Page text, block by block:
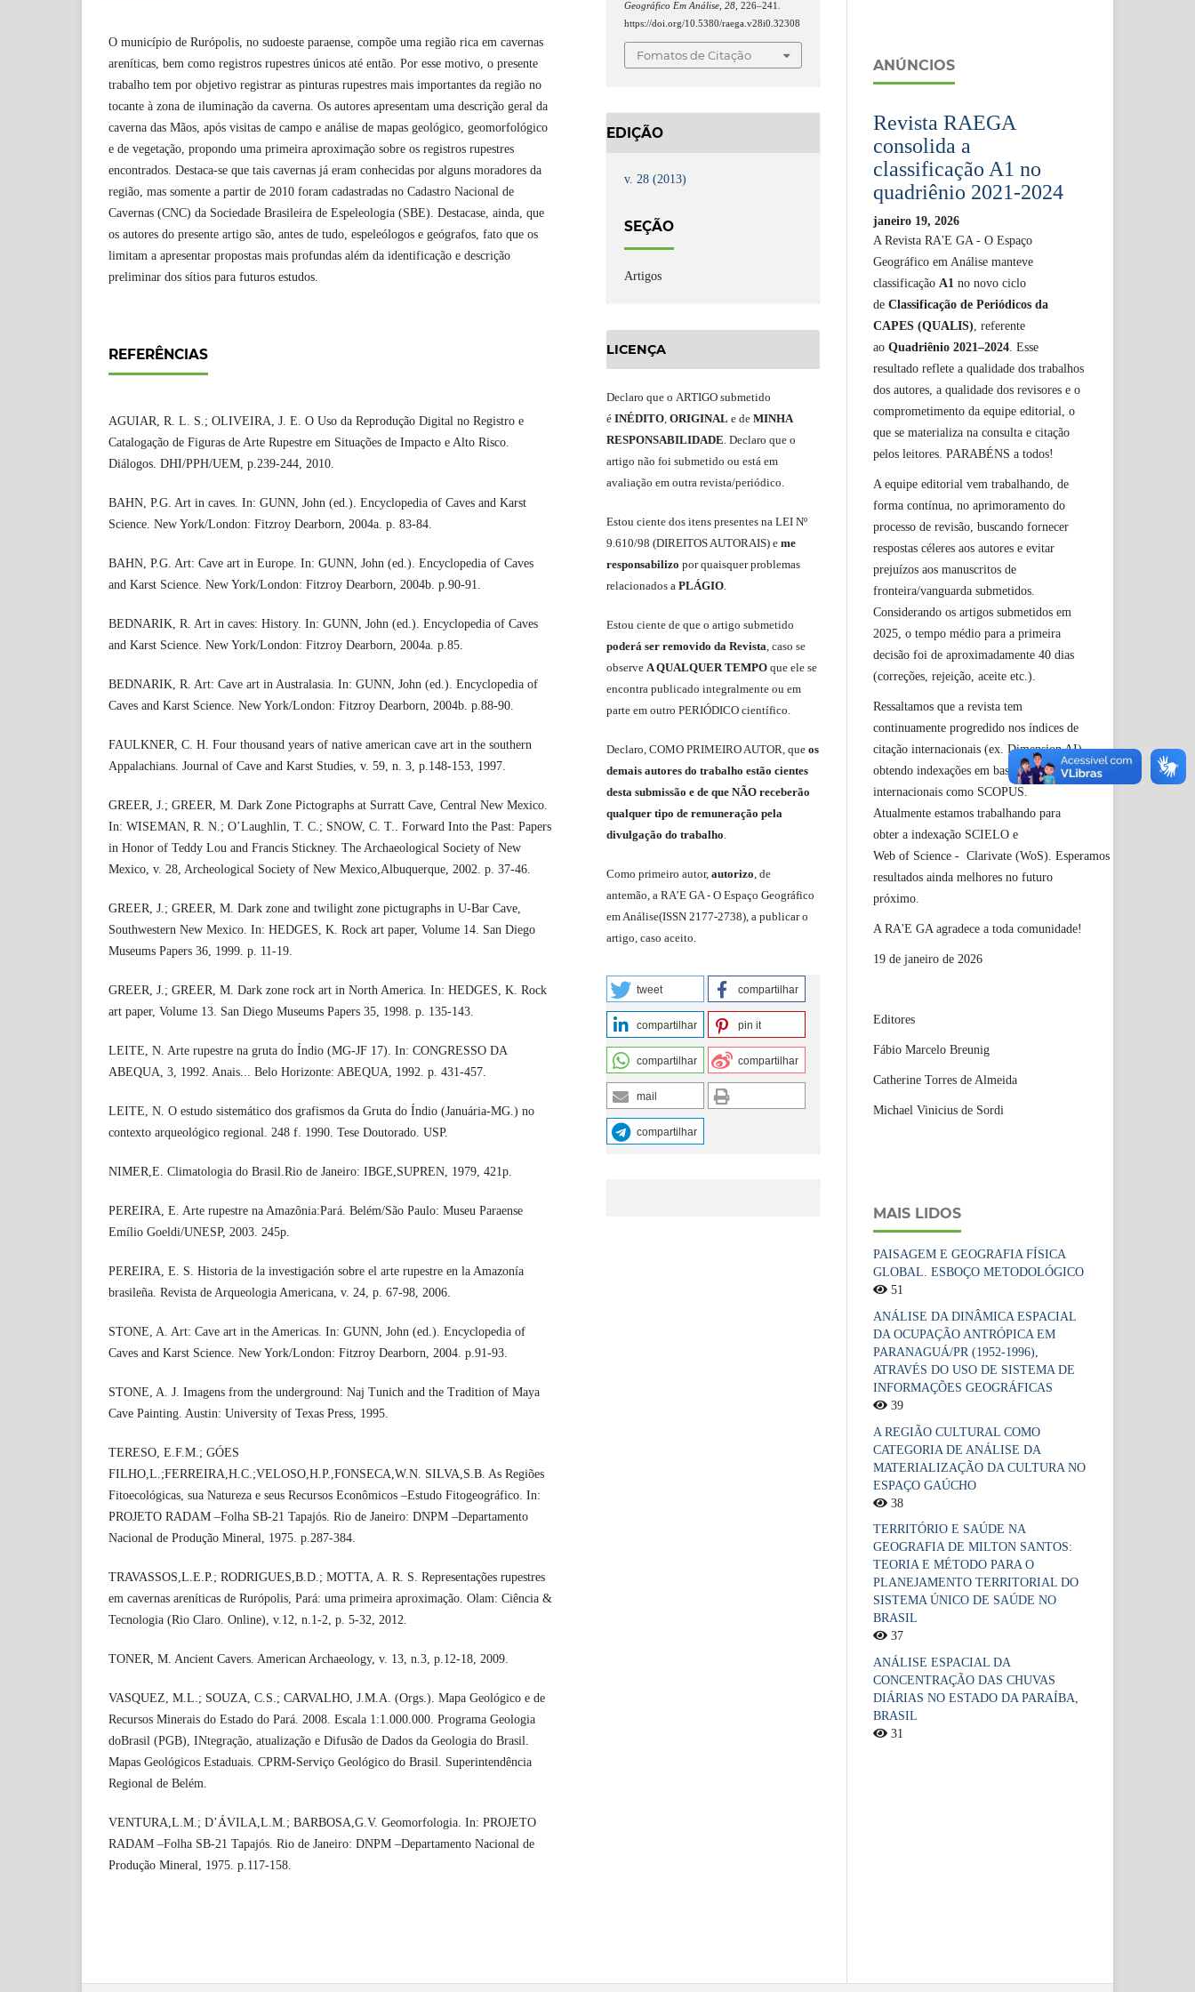
O município de Rurópolis, no sudoeste paraense, compõe uma região rica em cavernas
areníticas, bem como registros rupestres únicos até então. Por esse motivo, o presente
trabalho tem por objetivo registrar as pinturas rupestres mais importantes da região no
tocante à zona de iluminação da caverna. Os autores apresentam uma descrição geral da
caverna das Mãos, após visitas de campo e análise de mapas geológico, geomorfológico
e de vegetação, propondo uma primeira aproximação sobre os registros rupestres
encontrados. Destaca-se que tais cavernas já eram conhecidas por alguns moradores da
região, mas somente a partir de 2010 foram cadastradas no Cadastro Nacional de
Cavernas (CNC) da Sociedade Brasileira de Espeleologia (SBE). Destacase, ainda, que
os autores do presente artigo são, antes de tudo, espeleólogos e geógrafos, fato que os
limitam a apresentar propostas mais profundas além da identificação e descrição
preliminar dos sítios para futuros estudos.
REFERÊNCIAS
AGUIAR, R. L. S.; OLIVEIRA, J. E. O Uso da Reprodução Digital no Registro e
Catalogação de Figuras de Arte Rupestre em Situações de Impacto e Alto Risco.
Diálogos. DHI/PPH/UEM, p.239-244, 2010.
BAHN, P.G. Art in caves. In: GUNN, John (ed.). Encyclopedia of Caves and Karst
Science. New York/London: Fitzroy Dearborn, 2004a. p. 83-84.
BAHN, P.G. Art: Cave art in Europe. In: GUNN, John (ed.). Encyclopedia of Caves
and Karst Science. New York/London: Fitzroy Dearborn, 2004b. p.90-91.
BEDNARIK, R. Art in caves: History. In: GUNN, John (ed.). Encyclopedia of Caves
and Karst Science. New York/London: Fitzroy Dearborn, 2004a. p.85.
BEDNARIK, R. Art: Cave art in Australasia. In: GUNN, John (ed.). Encyclopedia of
Caves and Karst Science. New York/London: Fitzroy Dearborn, 2004b. p.88-90.
FAULKNER, C. H. Four thousand years of native american cave art in the southern
Appalachians. Journal of Cave and Karst Studies, v. 59, n. 3, p.148-153, 1997.
GREER, J.; GREER, M. Dark Zone Pictographs at Surratt Cave, Central New Mexico.
In: WISEMAN, R. N.; O’Laughlin, T. C.; SNOW, C. T.. Forward Into the Past: Papers
in Honor of Teddy Lou and Francis Stickney. The Archaeological Society of New
Mexico, v. 28, Archeological Society of New Mexico,Albuquerque, 2002. p. 37-46.
GREER, J.; GREER, M. Dark zone and twilight zone pictugraphs in U-Bar Cave,
Southwestern New Mexico. In: HEDGES, K. Rock art paper, Volume 14. San Diego
Museums Papers 36, 1999. p. 11-19.
GREER, J.; GREER, M. Dark zone rock art in North America. In: HEDGES, K. Rock
art paper, Volume 13. San Diego Museums Papers 35, 1998. p. 135-143.
LEITE, N. Arte rupestre na gruta do Índio (MG-JF 17). In: CONGRESSO DA
ABEQUA, 3, 1992. Anais... Belo Horizonte: ABEQUA, 1992. p. 431-457.
LEITE, N. O estudo sistemático dos grafismos da Gruta do Índio (Januária-MG.) no
contexto arqueológico regional. 248 f. 1990. Tese Doutorado. USP.
NIMER,E. Climatologia do Brasil.Rio de Janeiro: IBGE,SUPREN, 1979, 421p.
PEREIRA, E. Arte rupestre na Amazônia:Pará. Belém/São Paulo: Museu Paraense
Emílio Goeldi/UNESP, 2003. 245p.
PEREIRA, E. S. Historia de la investigación sobre el arte rupestre en la Amazonía
brasileña. Revista de Arqueologia Americana, v. 24, p. 67-98, 2006.
STONE, A. Art: Cave art in the Americas. In: GUNN, John (ed.). Encyclopedia of
Caves and Karst Science. New York/London: Fitzroy Dearborn, 2004. p.91-93.
STONE, A. J. Imagens from the underground: Naj Tunich and the Tradition of Maya
Cave Painting. Austin: University of Texas Press, 1995.
TERESO, E.F.M.; GÓES
FILHO,L.;FERREIRA,H.C.;VELOSO,H.P.,FONSECA,W.N. SILVA,S.B. As Regiões
Fitoecológicas, sua Natureza e seus Recursos Econômicos –Estudo Fitogeográfico. In:
PROJETO RADAM –Folha SB-21 Tapajós. Rio de Janeiro: DNPM –Departamento
Nacional de Produção Mineral, 1975. p.287-384.
TRAVASSOS,L.E.P.; RODRIGUES,B.D.; MOTTA, A. R. S. Representações rupestres
em cavernas areníticas de Rurópolis, Pará: uma primeira aproximação. Olam: Ciência &
Tecnologia (Rio Claro. Online), v.12, n.1-2, p. 5-32, 2012.
TONER, M. Ancient Cavers. American Archaeology, v. 13, n.3, p.12-18, 2009.
VASQUEZ, M.L.; SOUZA, C.S.; CARVALHO, J.M.A. (Orgs.). Mapa Geológico e de
Recursos Minerais do Estado do Pará. 2008. Escala 1:1.000.000. Programa Geologia
doBrasil (PGB), INtegração, atualização e Difusão de Dados da Geologia do Brasil.
Mapas Geológicos Estaduais. CPRM-Serviço Geológico do Brasil. Superintendência
Regional de Belém.
VENTURA,L.M.; D’ÁVILA,L.M.; BARBOSA,G.V. Geomorfologia. In: PROJETO
RADAM –Folha SB-21 Tapajós. Rio de Janeiro: DNPM –Departamento Nacional de
Produção Mineral, 1975. p.117-158.
Geográfico Em Análise ,28 , 226–241.
https://doi.org/10.5380/raega.v28i0.32308
Fomatos de Citação
EDIÇÃO
v. 28 (2013)
SEÇÃO
Artigos
LICENÇA
Declaro que o ARTIGO submetido
é INÉDITO, ORIGINAL e de MINHA
RESPONSABILIDADE. Declaro que o
artigo não foi submetido ou está em
avaliação em outra revista/periódico.
Estou ciente dos itens presentes na LEI Nº
9.610/98 (DIREITOS AUTORAIS) e me
responsabilizo por quaisquer problemas
relacionados a PLÁGIO.
Estou ciente de que o artigo submetido
poderá ser removido da Revista, caso se
observe A QUALQUER TEMPO que ele se
encontra publicado integralmente ou em
parte em outro PERIÓDICO científico.
Declaro, COMO PRIMEIRO AUTOR, que os
demais autores do trabalho estão cientes
desta submissão e de que NÃO receberão
qualquer tipo de remuneração pela
divulgação do trabalho.
Como primeiro autor, autorizo, de
antemão, a RA’E GA - O Espaço Geográfico
em Análise(ISSN 2177-2738), a publicar o
artigo, caso aceito.
tweet compartilhar
compartilhar pin it
compartilhar compartilhar
mail
compartilhar
ANÚNCIOS
Revista RAEGA
consolida a
classificação A1 no
quadriênio 2021-2024
janeiro 19, 2026
A Revista RA'E GA - O Espaço
Geográfico em Análise manteve
classificação A1 no novo ciclo
de Classificação de Periódicos da
CAPES (QUALIS) , referente
ao Quadriênio 2021–2024 . Esse
resultado reflete a qualidade dos trabalhos
dos autores, a qualidade dos revisores e o
comprometimento da equipe editorial, o
que se materializa na consulta e citação
pelos leitores. PARABÉNS a todos!
A equipe editorial vem trabalhando, de
forma contínua, no aprimoramento do
processo de revisão, buscando fornecer
respostas céleres aos autores e evitar
prejuízos aos manuscritos de
fronteira/vanguarda submetidos.
Considerando os artigos submetidos em
2025, o tempo médio para a primeira
decisão foi de aproximadamente 40 dias
(correções, rejeição, aceite etc.).
Ressaltamos que a revista tem
continuamente progredido nos índices de
citação internacionais (ex. Dimension AI),
obtendo indexações em bases
internacionais como SCOPUS.
Atualmente estamos trabalhando para
obter a indexação SCIELO e
Web of Science - Clarivate (WoS). Esperamos
resultados ainda melhores no futuro
próximo.
A RA'E GA agradece a toda comunidade!
19 de janeiro de 2026
Editores
Fábio Marcelo Breunig
Catherine Torres de Almeida
Michael Vinicius de Sordi
MAIS LIDOS
PAISAGEM E GEOGRAFIA FÍSICA
GLOBAL. ESBOÇO METODOLÓGICO
51
ANÁLISE DA DINÂMICA ESPACIAL
DA OCUPAÇÃO ANTRÓPICA EM
PARANAGUÁ/PR (1952-1996),
ATRAVÉS DO USO DE SISTEMA DE
INFORMAÇÕES GEOGRÁFICAS
39
A REGIÃO CULTURAL COMO
CATEGORIA DE ANÁLISE DA
MATERIALIZAÇÃO DA CULTURA NO
ESPAÇO GAÚCHO
38
TERRITÓRIO E SAÚDE NA
GEOGRAFIA DE MILTON SANTOS:
TEORIA E MÉTODO PARA O
PLANEJAMENTO TERRITORIAL DO
SISTEMA ÚNICO DE SAÚDE NO
BRASIL
37
ANÁLISE ESPACIAL DA
CONCENTRAÇÃO DAS CHUVAS
DIÁRIAS NO ESTADO DA PARAÍBA,
BRASIL
31